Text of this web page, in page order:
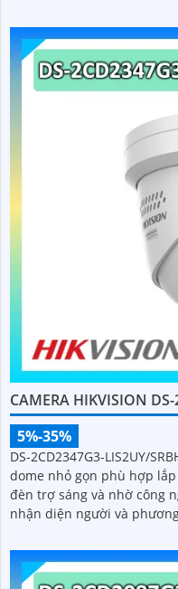
CAMERA HIKVISION
5%-35%
DS-2CD2347G3-LIS2UY/
dome nhỏ gọn phù hợp
đèn trợ sáng và nhờ công
nhận diện người và